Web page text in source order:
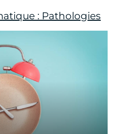
: Pathologies